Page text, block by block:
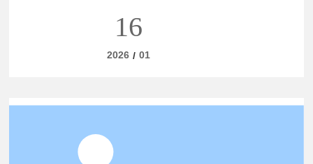
16
2026 / 01